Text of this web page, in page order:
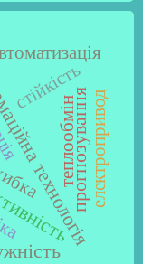
прогнозування
теплообмінелектропривод
стійкість